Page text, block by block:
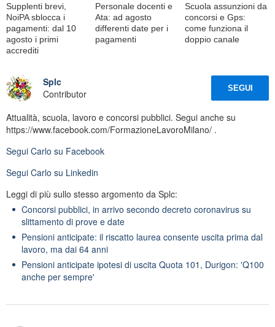
Supplenti brevi,
NoiPA sblocca i
pagamenti: dal 10
agosto i primi
accrediti
Personale docenti e
Ata: ad agosto
differenti date per i
pagamenti
Scuola assunzioni da
concorsi e Gps:
come funziona il
doppio canale
Splc
Contributor
SEGUI
Attualità, scuola, lavoro e concorsi pubblici. Segui anche su
https://www.facebook.com/FormazioneLavoroMilano/ .
Segui Carlo su Facebook
Segui Carlo su Linkedin
Leggi di più sullo stesso argomento da Splc:
Concorsi pubblici, in arrivo secondo decreto coronavirus su
slittamento di prove e date
Pensioni anticipate: il riscatto laurea consente uscita prima dal
lavoro, ma dai 64 anni
Pensioni anticipate ipotesi di uscita Quota 101, Durigon: 'Q100
anche per sempre'